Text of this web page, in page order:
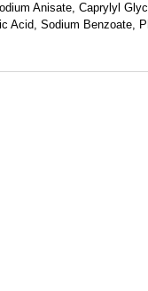
Anisate, Caprylyl
Acid, Sodium Benzoate,